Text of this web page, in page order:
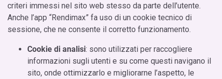
criteri immessi nel sito web stesso da parte dell’utente.
Anche l’app “Rendimax” fa uso di un cookie tecnico di
sessione, che ne consente il corretto funzionamento.
Cookie di analisi: sono utilizzati per raccogliere
informazioni sugli utenti e su come questi navigano il
sito, onde ottimizzarlo e migliorarne l’aspetto, le